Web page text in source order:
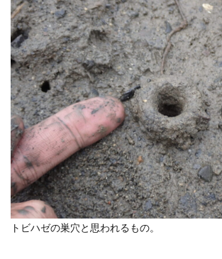
トビハゼの巣穴と思われるもの。